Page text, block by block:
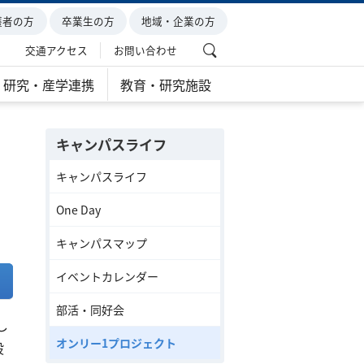
研究・産学連携 教育・研究施設
の方 卒業生の方
地域・企業の方
交通アクセス
お問い合わせ
キャンパスライフ
キャンパスライフ
One Day
キャンパスマップ
イベントカレンダー
部活・同好会
オンリー1プロジェクト